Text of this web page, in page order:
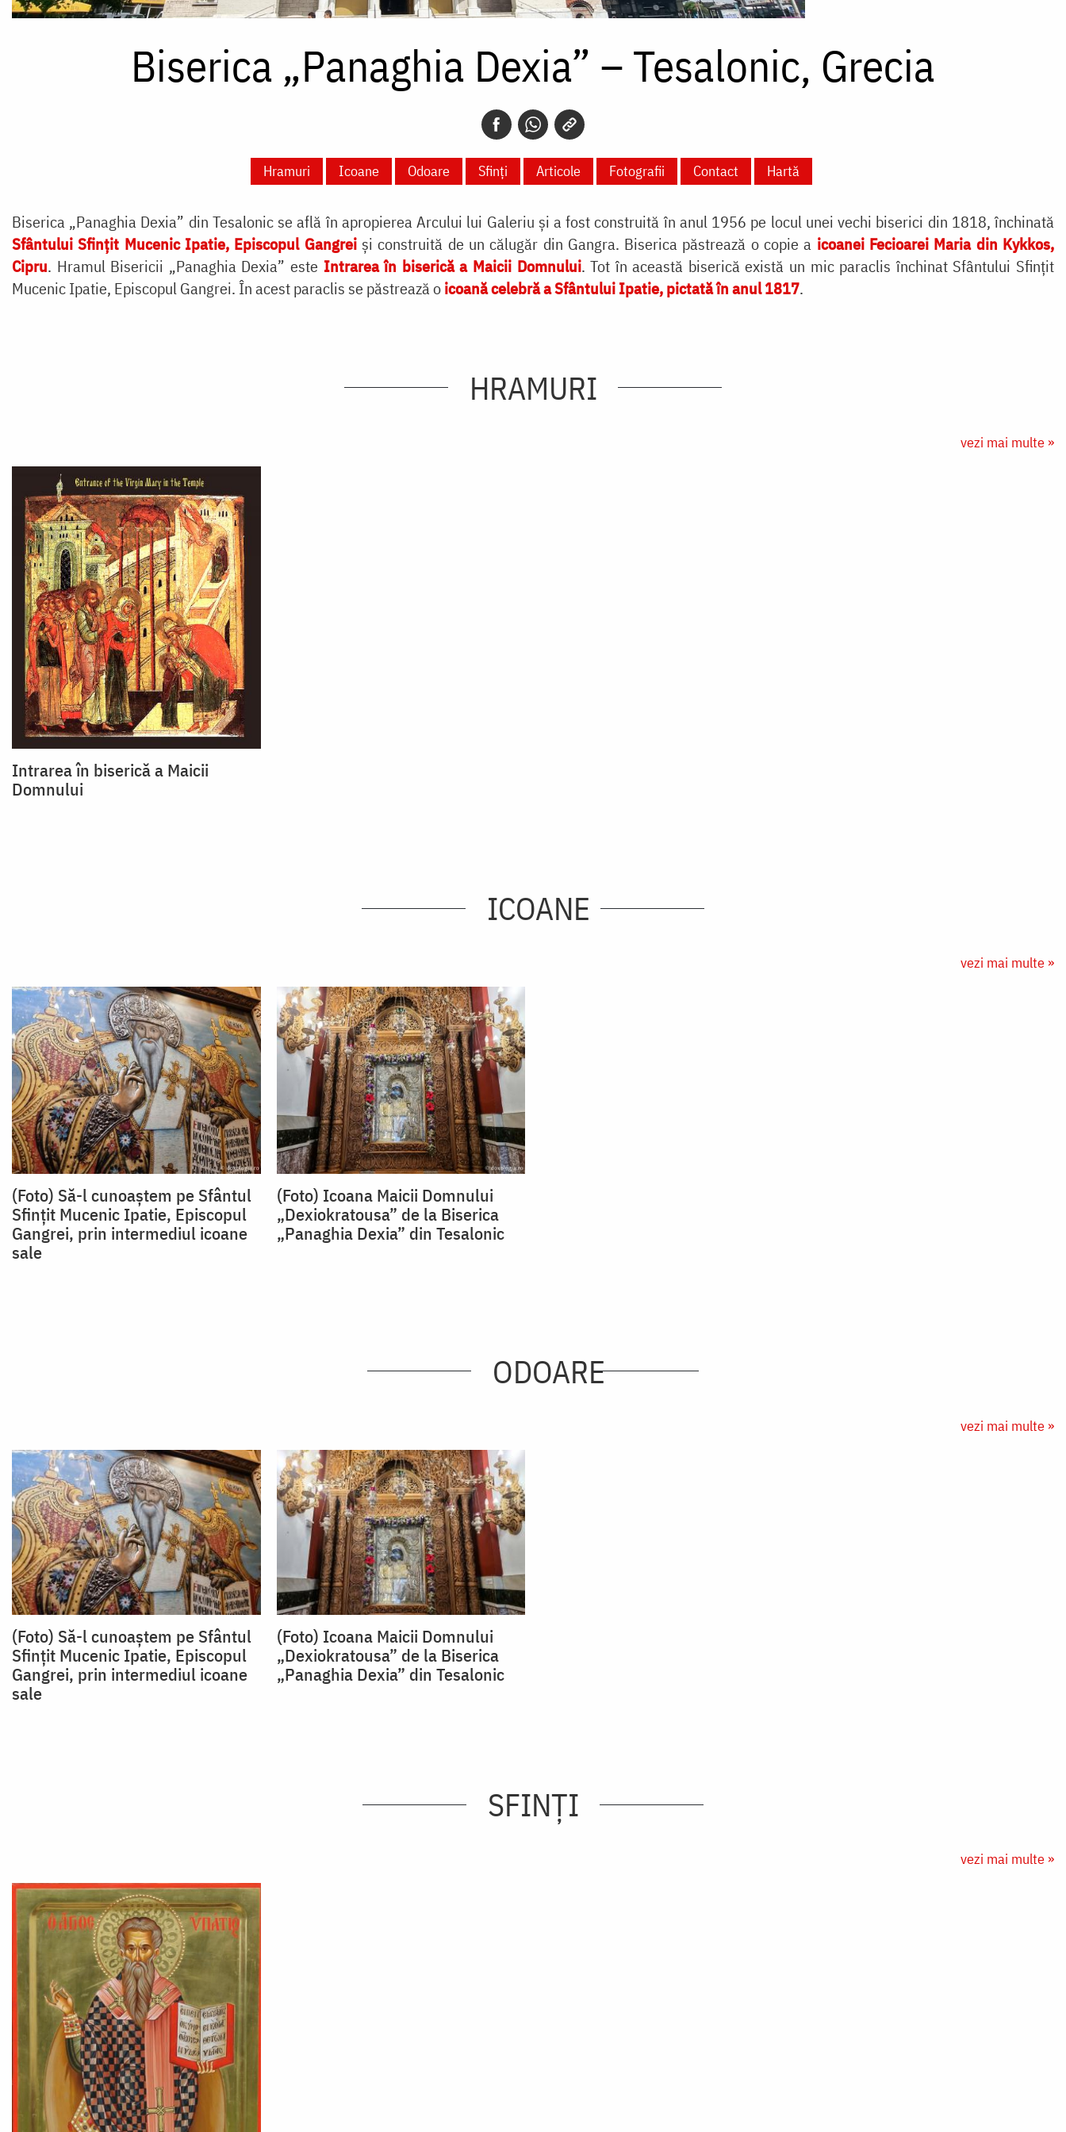
Biserica „Panaghia Dexia” – Tesalonic, Grecia
Hramuri Icoane Odoare Sfinți Articole Fotografii Contact Hartă
Biserica „Panaghia Dexia” din Tesalonic se află în apropierea Arcului lui Galeriu și a fost construită în anul 1956 pe locul unei vechi biserici din 1818, închinată
Sfântului Sfințit Mucenic Ipatie, Episcopul Gangreiși construită de un călugăr din Gangra. Biserica păstrează o copie a icoanei Fecioarei Maria din Kykkos,
Cipru. Hramul Bisericii „Panaghia Dexia” este Intrarea în biserică a Maicii Domnului. Tot în această biserică există un mic paraclis închinat Sfântului Sfințit
Mucenic Ipatie, Episcopul Gangrei. În acest paraclis se păstrează oicoană celebră a Sfântului Ipatie, pictată în anul 1817.
HRAMURI
vezi mai multe »
Intrarea în biserică a Maicii
Domnului
ICOANE
vezi mai multe »
(Foto) Să-l cunoaștem pe Sfântul
Sfințit Mucenic Ipatie, Episcopul
Gangrei, prin intermediul icoane
sale
(Foto) Icoana Maicii Domnului
„Dexiokratousa” de la Biserica
„Panaghia Dexia” din Tesalonic
ODOARE
vezi mai multe »
(Foto) Să-l cunoaștem pe Sfântul
Sfințit Mucenic Ipatie, Episcopul
Gangrei, prin intermediul icoane
sale
(Foto) Icoana Maicii Domnului
„Dexiokratousa” de la Biserica
„Panaghia Dexia” din Tesalonic
SFINȚI
vezi mai multe »